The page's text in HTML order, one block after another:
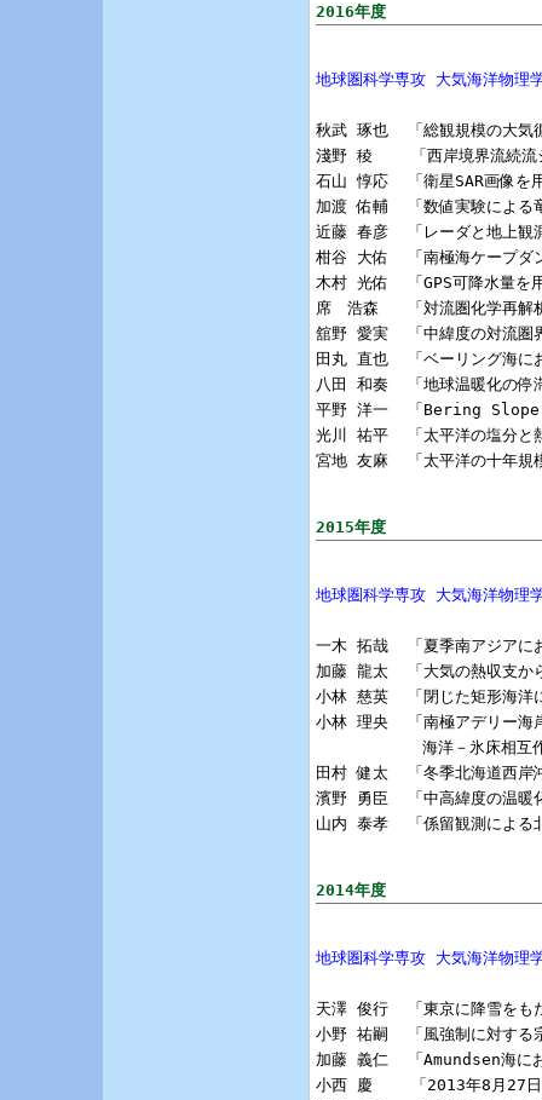
2016年度
地球圏科学専攻 大気海洋物理
秋武 琢也  「総観規模の大気
淺野 稜    「西岸境界流続流
石山 惇応  「衛星SAR画像を
加渡 佑輔  「数値実験に
近藤 春彦  「レーダと地上観
柑谷 大佑  「南極海ケープダ
木村 光佑  「GPS可降水量を
席　浩森   「対流圏化学再解
舘野 愛実  「中緯度の対流圏
田丸 直也  「ベーリング海
八田 和奏  「地球温暖化の停
平野 洋一  「Bering Slope
光川 祐平  「太平洋の塩分と
宮地 友麻  「太平洋の十年規
2015年度
地球圏科学専攻 大気海洋物理
一木 拓哉  「夏季南アジアに
加藤 龍太  「大気の熱収支か
小林 慈英  「閉じた矩形海洋
小林 理央  「南極アデリー海
海洋－氷床相互
田村 健太  「冬季北海道西岸
濱野 勇臣  「中高緯度の温暖
山内 泰孝  「係留観測による
2014年度
地球圏科学専攻 大気海洋物理
天澤 俊行  「東京に降雪をも
小野 祐嗣  「風強制に対する
加藤 義仁  「Amundsen海に
小西 慶    「2013年8月27日